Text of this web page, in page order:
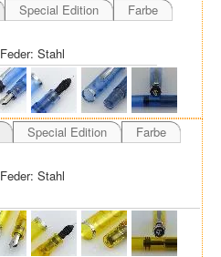
Special Edition
Farbe
Feder: Stahl
Special Edition
Farbe
Feder: Stahl